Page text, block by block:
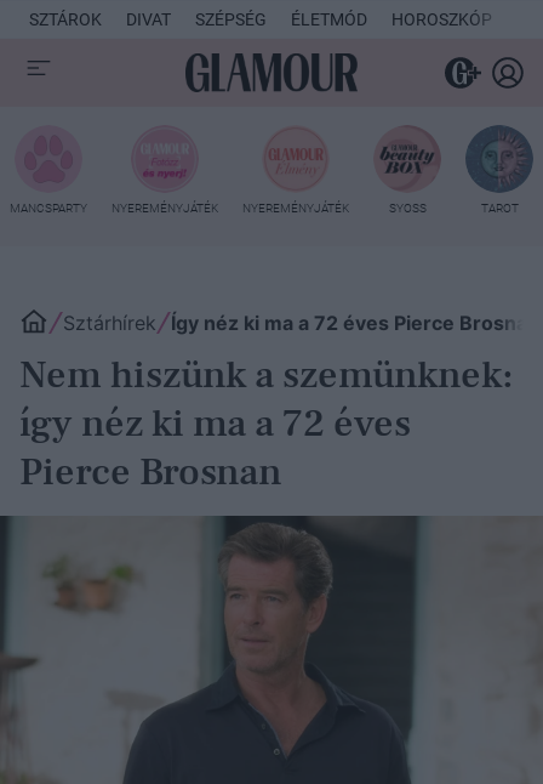
SZTÁROK DIVAT SZÉPSÉG ÉLETMÓD HOROSZKÓP
MANCSPARTY NYEREMÉNYJÁTÉK NYEREMÉNYJÁTÉK SYOSS TAROT
Sztárhírek Így néz ki ma a 72 éves Pierce Brosnan
Nem hiszünk a szemünknek:
így néz ki ma a 72 éves
Pierce Brosnan